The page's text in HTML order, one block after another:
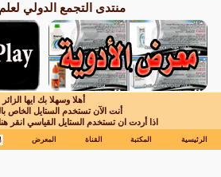
منتدى التجمع الدولي
أهلا وسهلا بك ايها الزائر
أنت الآن تستخدم الستايل الخاص
اذا أردت ان تستخدم الستايل القياسي انقر هنا
الرئيسية المكتبة القناة المعرض